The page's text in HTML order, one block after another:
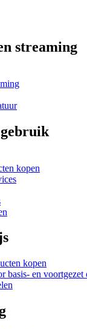
streaming
kopen
kopen
basis- en voortgezet